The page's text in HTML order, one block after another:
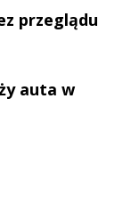
przeglądu
auta w